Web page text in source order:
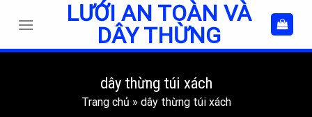
LƯỚI AN TOÀN VÀ
DÂY THỪNG
dây thừng túi xách
Trang chủ » dây thừng túi xách